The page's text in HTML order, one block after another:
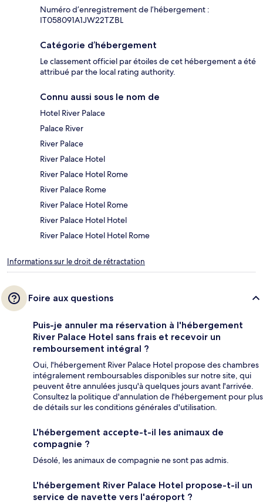
Numéro d’enregistrement de l’hébergement :
IT058091A1JW22TZBL
Catégorie d’hébergement
Le classement officiel par étoiles de cet hébergement a été
attribué par the local rating authority.
Connu aussi sous le nom de
Hotel River Palace
Palace River
River Palace
River Palace Hotel
River Palace Hotel Rome
River Palace Rome
River Palace Hotel Rome
River Palace Hotel Hotel
River Palace Hotel Hotel Rome
Informations sur le droit de rétractation
Foire aux questions
Puis-je annuler ma réservation à l'hébergement
River Palace Hotel sans frais et recevoir un
remboursement intégral ?
Oui, l'hébergement River Palace Hotel propose des chambres
intégralement remboursables disponibles sur notre site, qui
peuvent être annulées jusqu'à quelques jours avant l'arrivée.
Consultez la politique d'annulation de l'hébergement pour plus
de détails sur les conditions générales d'utilisation.
L'hébergement accepte-t-il les animaux de
compagnie ?
Désolé, les animaux de compagnie ne sont pas admis.
L'hébergement River Palace Hotel propose-t-il un
service de navette vers l'aéroport ?